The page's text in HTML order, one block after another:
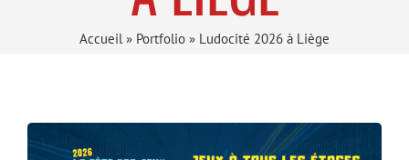
Accueil » Portfolio » Ludocité 2026 à Liège